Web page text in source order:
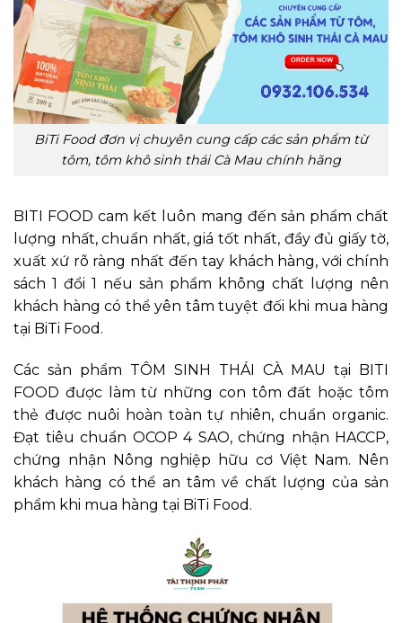
BiTi Food đơn vị chuyên cung cấp các sản phẩm từ
tôm, tôm khô sinh thái Cà Mau chính hãng
BITI FOOD cam kết luôn mang đến sản phẩm chất
lượng nhất, chuẩn nhất, giá tốt nhất, đầy đủ giấy tờ,
xuất xứ rõ ràng nhất đến tay khách hàng, với chính
sách 1 đổi 1 nếu sản phẩm không chất lượng nên
khách hàng có thể yên tâm tuyệt đối khi mua hàng
tại BiTi Food.
Các sản phẩm TÔM SINH THÁI CÀ MAU tại BITI
FOOD được làm từ những con tôm đất hoặc tôm
thẻ được nuôi hoàn toàn tự nhiên, chuẩn organic.
Đạt tiêu chuẩn OCOP 4 SAO, chứng nhận HACCP,
chứng nhận Nông nghiệp hữu cơ Việt Nam. Nên
khách hàng có thể an tâm về chất lượng của sản
phẩm khi mua hàng tại BiTi Food.